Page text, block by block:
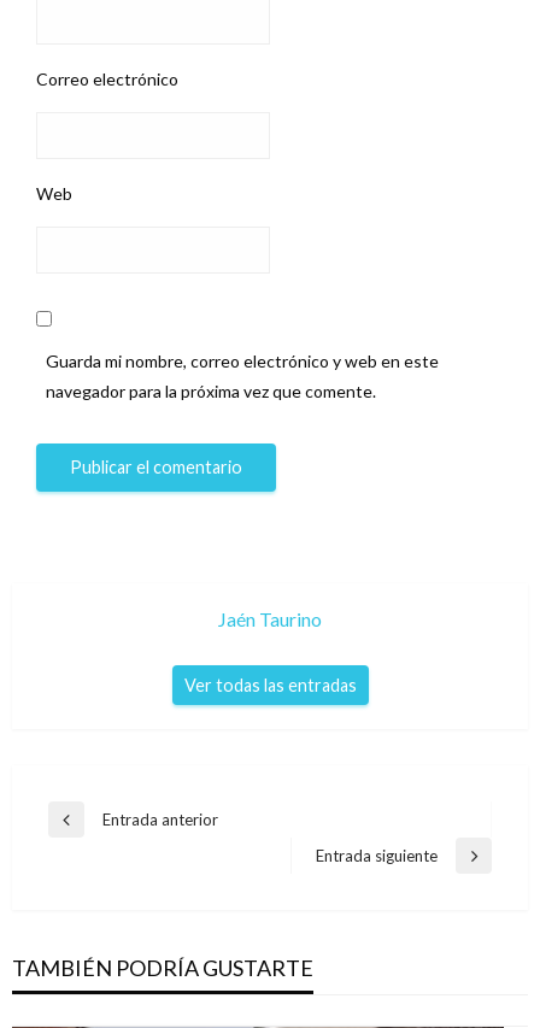
Correo electrónico
Web
Guarda mi nombre, correo electrónico y web en este
navegador para la próxima vez que comente.
Jaén Taurino
Ver todas las entradas
Navegación
Entrada
Entrada anterior
Entrada
Entrada siguiente
TAMBIÉN PODRÍA GUSTARTE